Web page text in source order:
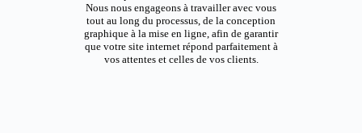
Nous nous engageons à travailler avec vous
tout au long du processus, de la conception
graphique à la mise en ligne, afin de garantir
que votre site internet répond parfaitement à
vos attentes et celles de vos clients.